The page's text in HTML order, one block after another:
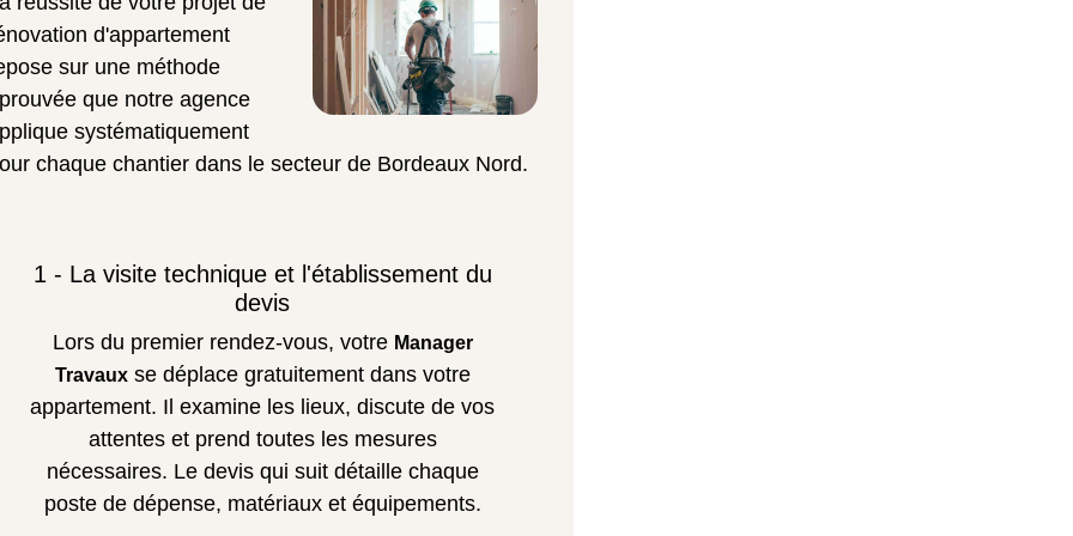
d'appartement
sur une méthode
que notre agence
systématiquement
chaque chantier dans le secteur de Bordeaux Nord.
1 - La visite technique et l'établissement du
devis
Lors du premier rendez-vous, votre Manager
Travauxse déplace gratuitement dans votre
appartement. Il examine les lieux, discute de vos
attentes et prend toutes les mesures
nécessaires. Le devis qui suit détaille chaque
poste de dépense, matériaux et équipements.